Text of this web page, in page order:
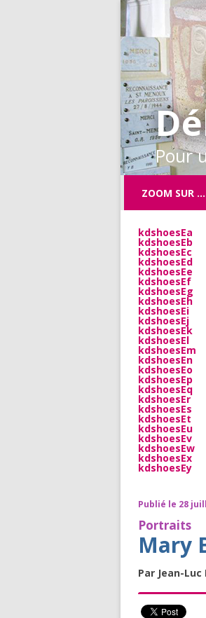
Pour
ZOOM SUR …
kdshoesEa
kdshoesEb
kdshoesEc
kdshoesEd
kdshoesEe
kdshoesEf
kdshoesEg
kdshoesEh
kdshoesEi
kdshoesEj
kdshoesEk
kdshoesEl
kdshoesEm
kdshoesEn
kdshoesEo
kdshoesEp
kdshoesEq
kdshoesEr
kdshoesEs
kdshoesEt
kdshoesEu
kdshoesEv
kdshoesEw
kdshoesEx
kdshoesEy
Publié le 28
Portraits
Mary
Par Jean-